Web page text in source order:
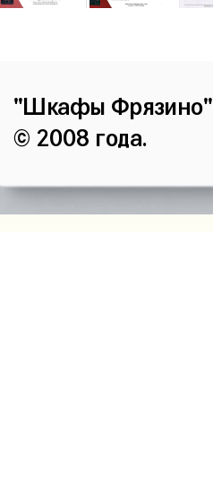
"Шкафы Фрязино"
© 2008 года.